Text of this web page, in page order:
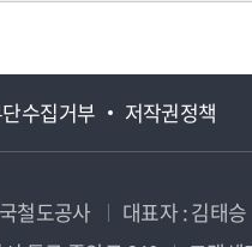
수집거부 저작권정책
철도공사 대표자 : 김태승